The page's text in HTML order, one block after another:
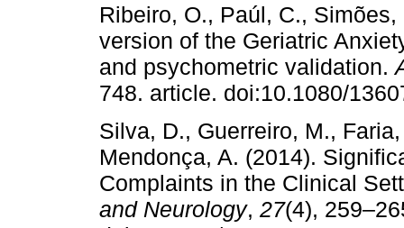
Ribeiro, O., Paúl, C.,
version of the Geriatric
and psychometric validation.
748. article. doi:10.1080/
Silva, D., Guerreiro, M.,
Mendonça, A. (2014).
Complaints in the Clinical
and Neurology, 27(4),